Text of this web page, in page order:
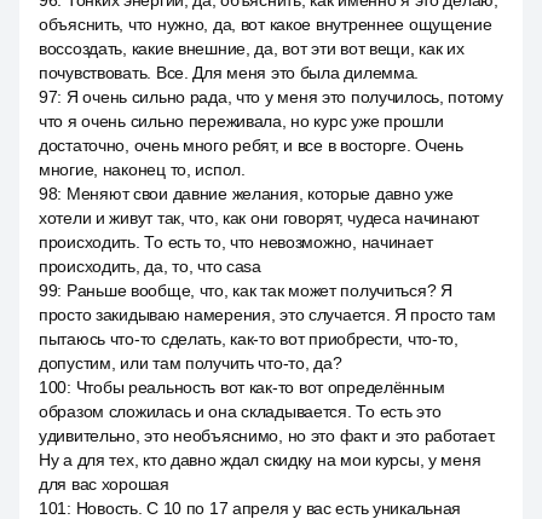
объяснить, что нужно, да, вот какое внутреннее ощущение
воссоздать, какие внешние, да, вот эти вот вещи, как их
почувствовать. Все. Для меня это была дилемма.
97: Я очень сильно рада, что у меня это получилось, потому
что я очень сильно переживала, но курс уже прошли
достаточно, очень много ребят, и все в восторге. Очень
многие, наконец то, испол.
98: Меняют свои давние желания, которые давно уже
хотели и живут так, что, как они говорят, чудеса начинают
происходить. То есть то, что невозможно, начинает
происходить, да, то, что casa
99: Раньше вообще, что, как так может получиться? Я
просто закидываю намерения, это случается. Я просто там
пытаюсь что-то сделать, как-то вот приобрести, что-то,
допустим, или там получить что-то, да?
100: Чтобы реальность вот как-то вот определённым
образом сложилась и она складывается. То есть это
удивительно, это необъяснимо, но это факт и это работает.
Ну а для тех, кто давно ждал скидку на мои курсы, у меня
для вас хорошая
101 : Новость. С 10 по 17 апреля у вас есть уникальная